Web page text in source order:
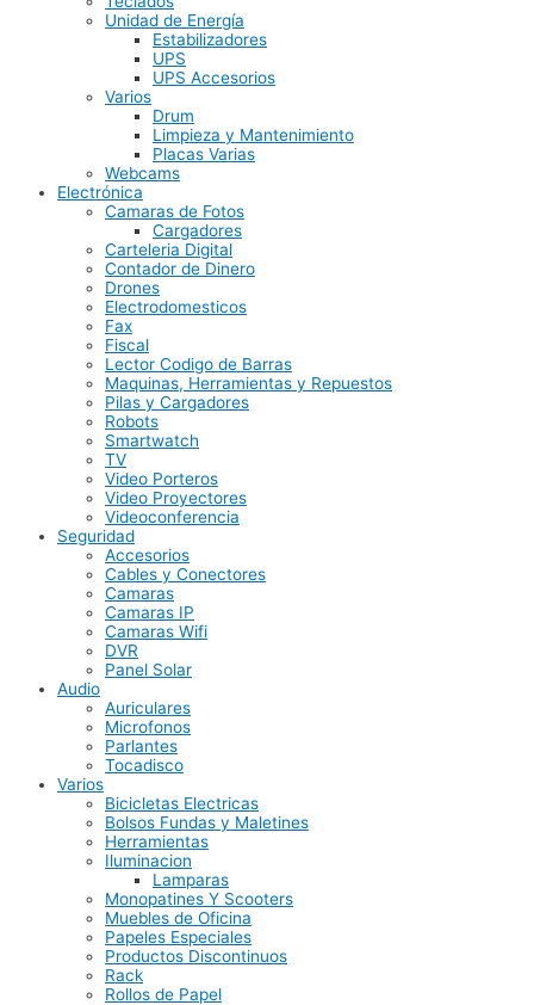
Unidad de Energía
Estabilizadores
UPS
UPS Accesorios
Varios
Drum
Limpieza y Mantenimiento
Placas Varias
Webcams
Electrónica
Camaras de Fotos
Cargadores
Carteleria Digital
Contador de Dinero
Drones
Electrodomesticos
Fax
Fiscal
Lector Codigo de Barras
Maquinas, Herramientas y Repuestos
Pilas y Cargadores
Robots
Smartwatch
TV
Video Porteros
Video Proyectores
Videoconferencia
Seguridad
Accesorios
Cables y Conectores
Camaras
Camaras IP
Camaras Wifi
DVR
Panel Solar
Audio
Auriculares
Microfonos
Parlantes
Tocadisco
Varios
Bicicletas Electricas
Bolsos Fundas y Maletines
Herramientas
Iluminacion
Lamparas
Monopatines Y Scooters
Muebles de Oficina
Papeles Especiales
Productos Discontinuos
Rack
Rollos de Papel